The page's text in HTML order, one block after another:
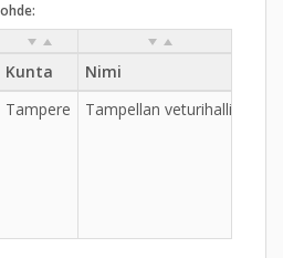
Kunta Nimi
Tampere Tampellan veturihalli